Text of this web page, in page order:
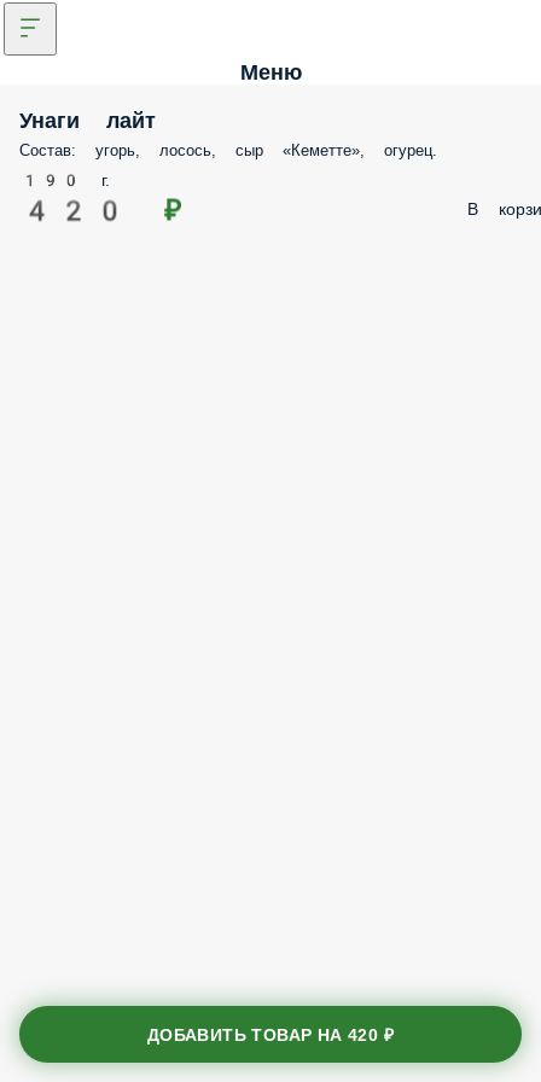
Меню
Унаги лайт
Состав: угорь, лосось, сыр «Кеметте», огурец.
190 г.
420 ₽ В
ДОБАВИТЬ ТОВАР НА420 ₽